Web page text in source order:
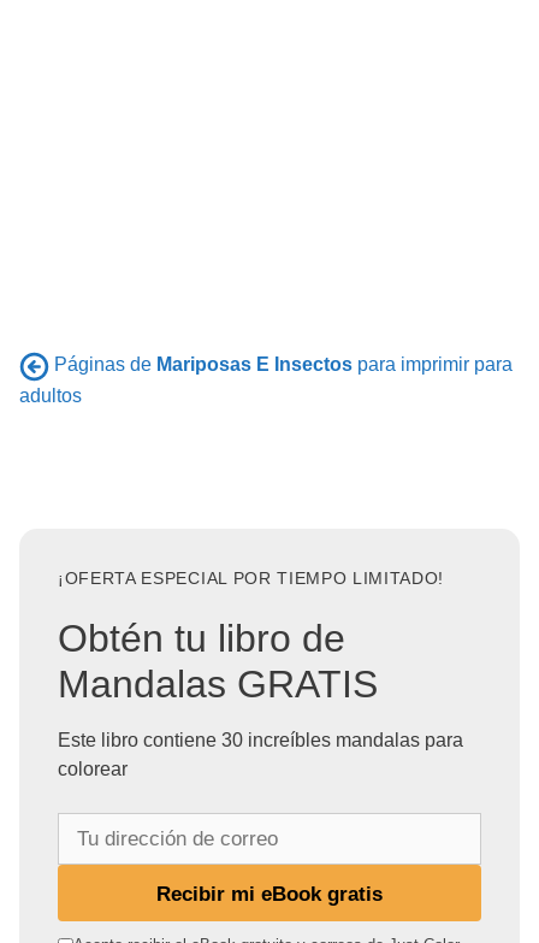
Páginas de Mariposas E Insectos para imprimir para
adultos
¡OFERTA ESPECIAL POR TIEMPO LIMITADO!
Obtén tu libro de
Mandalas GRATIS
Este libro contiene 30 increíbles mandalas para
colorear
Recibir mi eBook gratis